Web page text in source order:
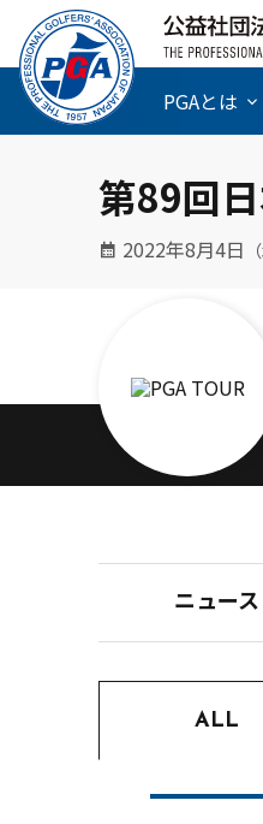
PGAとは
第89回
2022年8月4日
ニュース
ALL